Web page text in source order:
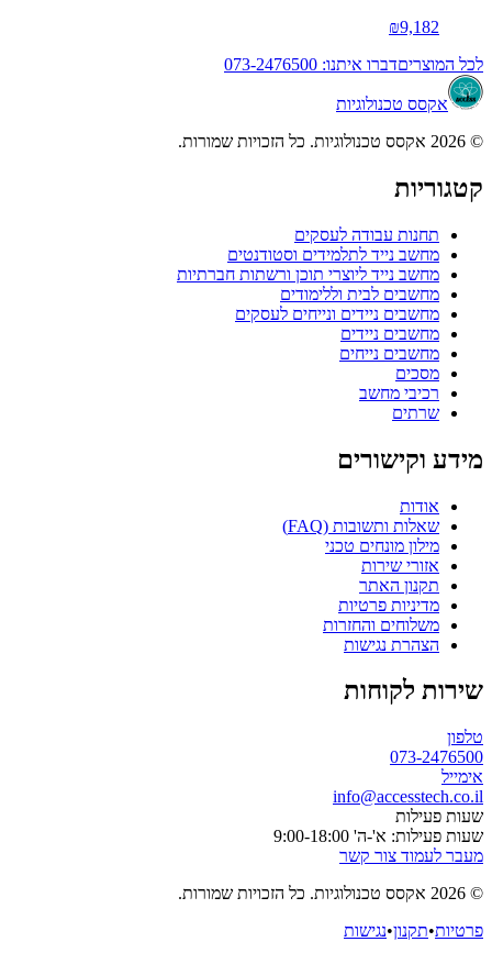
₪9,182
לכל המוצריםדברו איתנו: 073-2476500
אקסס טכנולוגיות
© 2026 אקסס טכנולוגיות. כל הזכויות שמורות.
קטגוריות
תחנות עבודה לעסקים
מחשב נייד לתלמידים וסטודנטים
מחשב נייד ליוצרי תוכן ורשתות חברתיות
מחשבים לבית וללימודים
מחשבים ניידים ונייחים לעסקים
מחשבים ניידים
מחשבים נייחים
מסכים
רכיבי מחשב
שרתים
מידע וקישורים
אודות
שאלות ותשובות (FAQ)
מילון מונחים טכני
אזורי שירות
תקנון האתר
מדיניות פרטיות
משלוחים והחזרות
הצהרת נגישות
שירות לקוחות
טלפון
073-2476500
אימייל
info@accesstech.co.il
שעות פעילות
שעות פעילות: א'-ה' 9:00-18:00
מעבר לעמוד צור קשר
© 2026 אקסס טכנולוגיות. כל הזכויות שמורות.
פרטיות•תקנון•נגישות